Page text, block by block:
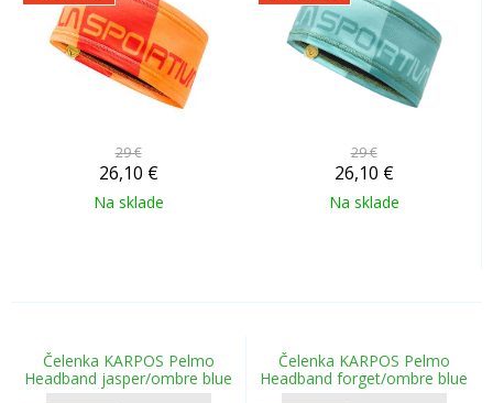
29 €
26,10 €
Na sklade
29 €
26,10 €
Na sklade
Čelenka KARPOS Pelmo
Headband jasper/ombre blue
Čelenka KARPOS Pelmo
Headband forget/ombre blue